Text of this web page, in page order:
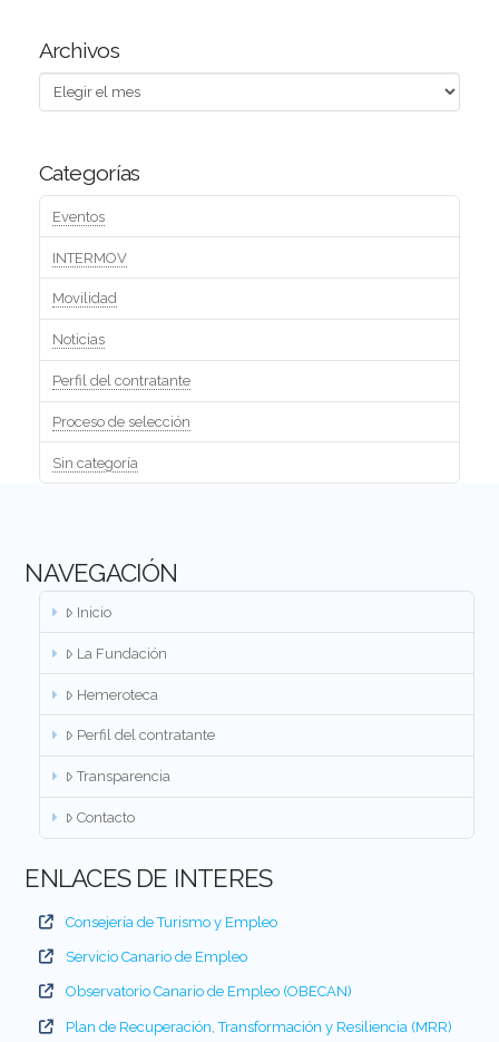
Archivos
Archivos
Categorías
Eventos
INTERMOV
Movilidad
Noticias
Perfil del contratante
Proceso de selección
Sin categoría
NAVEGACIÓN
Inicio
La Fundación
Hemeroteca
Perfil del contratante
Transparencia
Contacto
ENLACES DE INTERES
Consejería de Turismo y Empleo
Servicio Canario de Empleo
Observatorio Canario de Empleo (OBECAN)
Plan de Recuperación, Transformación y Resiliencia (MRR)